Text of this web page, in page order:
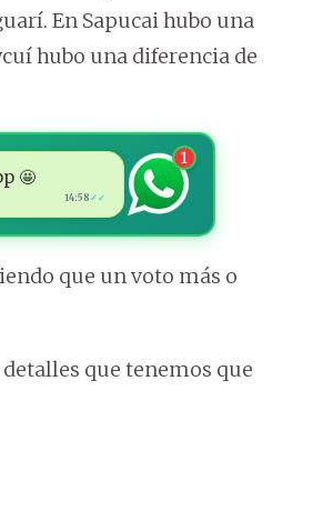
En Sapucai hubo una
hubo una diferencia de
🤩
14:58 ✓✓
1
que un voto más o
que tenemos que